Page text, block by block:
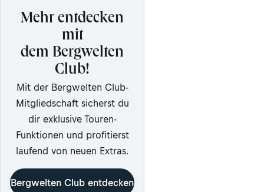
Mehr entdecken
mit
dem Bergwelten
Club!
Mit der Bergwelten Club-
Mitgliedschaft sicherst du
dir exklusive Touren-
Funktionen und profitierst
laufend von neuen Extras.
Bergwelten Club entdecken